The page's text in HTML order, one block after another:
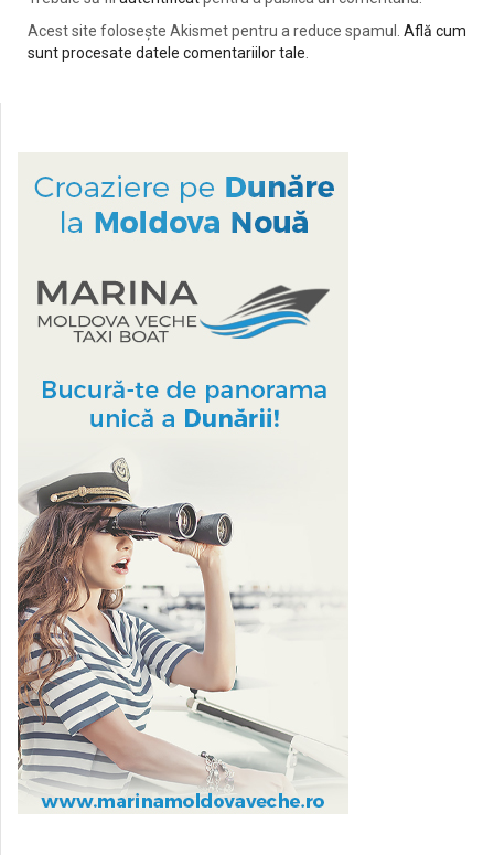
Acest site folosește Akismet pentru a reduce spamul. Află cum
sunt procesate datele comentariilor tale.